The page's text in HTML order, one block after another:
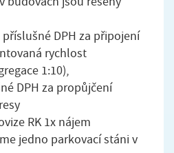
DPH za připojení
rychlost
1:10),
DPH za propůjčení
RK 1x nájem
jedno parkovací stáni v